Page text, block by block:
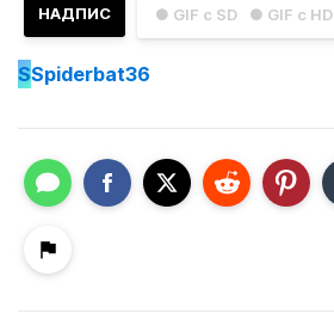
● GIF с SD ● GIF с HD
НАДПИС
SSpiderbat36